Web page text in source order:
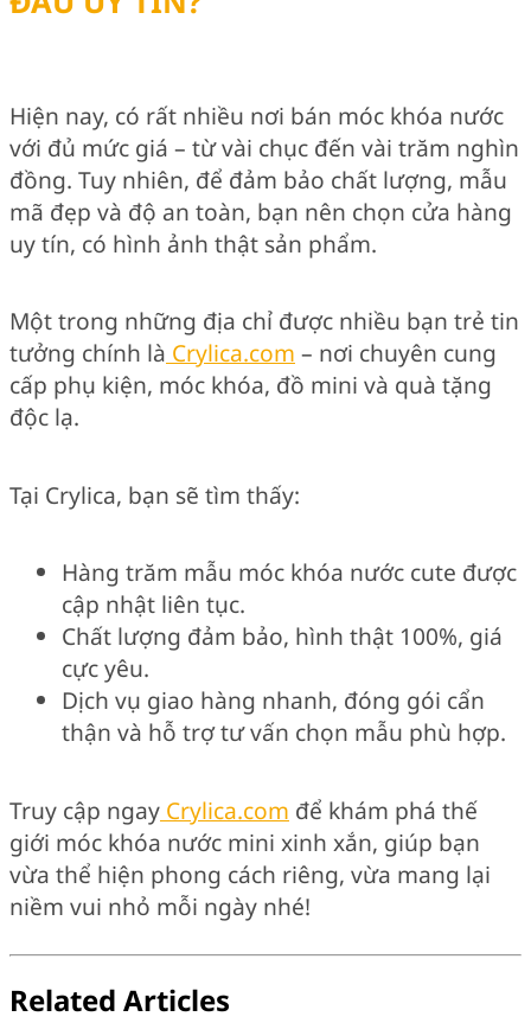
Hiện nay, có rất nhiều nơi bán móc khóa nước
với đủ mức giá – từ vài chục đến vài trăm nghìn
đồng. Tuy nhiên, để đảm bảo chất lượng, mẫu
mã đẹp và độ an toàn, bạn nên chọn cửa hàng
uy tín, có hình ảnh thật sản phẩm.
Một trong những địa chỉ được nhiều bạn trẻ tin
tưởng chính là Crylica.com – nơi chuyên cung
cấp phụ kiện, móc khóa, đồ mini và quà tặng
độc lạ.
Tại Crylica, bạn sẽ tìm thấy:
Hàng trăm mẫu móc khóa nước cute được
cập nhật liên tục.
Chất lượng đảm bảo, hình thật 100%, giá
cực yêu.
Dịch vụ giao hàng nhanh, đóng gói cẩn
thận và hỗ trợ tư vấn chọn mẫu phù hợp.
Truy cập ngay Crylica.com để khám phá thế
giới móc khóa nước mini xinh xắn, giúp bạn
vừa thể hiện phong cách riêng, vừa mang lại
niềm vui nhỏ mỗi ngày nhé!
Related Articles